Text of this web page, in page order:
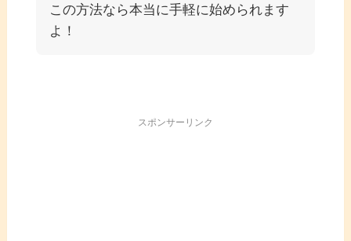
この方法なら本当に手軽に始められます
よ！
スポンサーリンク